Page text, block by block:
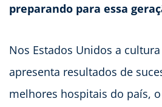
preparando para essa
Nos Estados Unidos a
apresenta resultados de
melhores hospitais do país, o